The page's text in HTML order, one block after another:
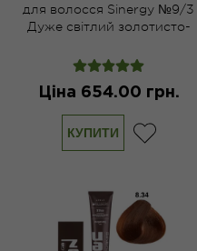
для волосся Sinergy №9/3
Дуже світлий золотисто-
Ціна 654.00 грн.
КУПИТИ